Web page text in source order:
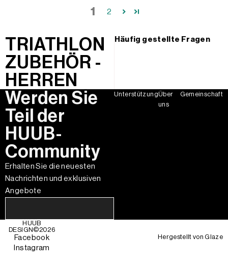
1 2
TRIATHLON
ZUBEHÖR -
HERREN
Häufig gestellte Fragen
Werden Sie
Teil der
HUUB-
Community
Erhalten Sie die neuesten
Nachrichten und exklusiven
Angebote
UnterstützungÜber
uns
Gemeinschaft
HUUB
DESIGN©2026
Facebook
Instagram
Hergestellt vonGlaze